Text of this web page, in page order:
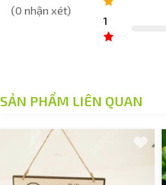
(0 nhận xét)
1
SẢN PHẨM LIÊN QUAN